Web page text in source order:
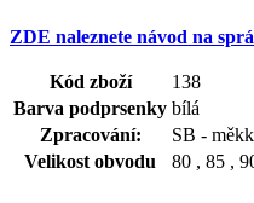
ZDE naleznete návod na
Kód zboží
138
Barva podprsenky bílá
Zpracování:
SB -
Velikost obvodu
80 , 85 ,